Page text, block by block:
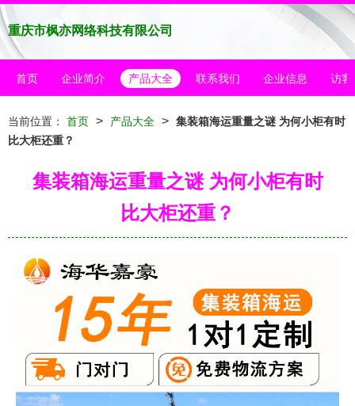
重庆市枫亦网络科技有限公司
首页 企业简介 产品大全 联系我们 企业信息 访客
当前位置： 首页 > 产品大全 > 集装箱海运重量之谜 为何小柜有时
比大柜还重？
集装箱海运重量之谜 为何小柜有时
比大柜还重？